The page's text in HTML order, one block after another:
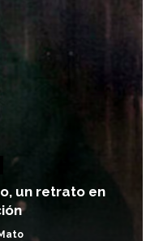
un retrato en